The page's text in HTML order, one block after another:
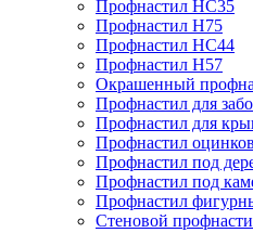
Профнастил НС35
Профнастил Н75
Профнастил HC44
Профнастил Н57
Окрашенный
Профнастил для
Профнастил для
Профнастил
Профнастил под
Профнастил под
Профнастил
Стеновой